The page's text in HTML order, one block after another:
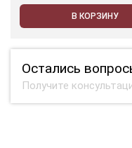
В КОРЗИНУ
Остались
Получите